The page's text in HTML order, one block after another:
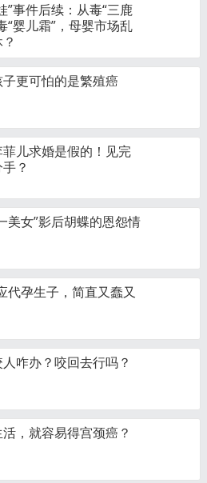
”事件后续：从毒“三鹿
“婴儿霜”，母婴市场乱
更可怕的是繁殖癌
儿求婚是假的！见完
？
美女”影后胡蝶的恩怨情
代孕生子，简直又蠢又
咋办？咬回去行吗？
，就容易得宫颈癌？